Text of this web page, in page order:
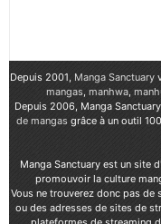
Depuis 2001, Manga Sanctuary
mangas, manhwa,
Depuis 2006, Manga
de mangasgrâce à un outil
Manga Sanctuary est un site
promouvoir la culture
Vous ne trouverez donc pas
ou des adresses de sites de